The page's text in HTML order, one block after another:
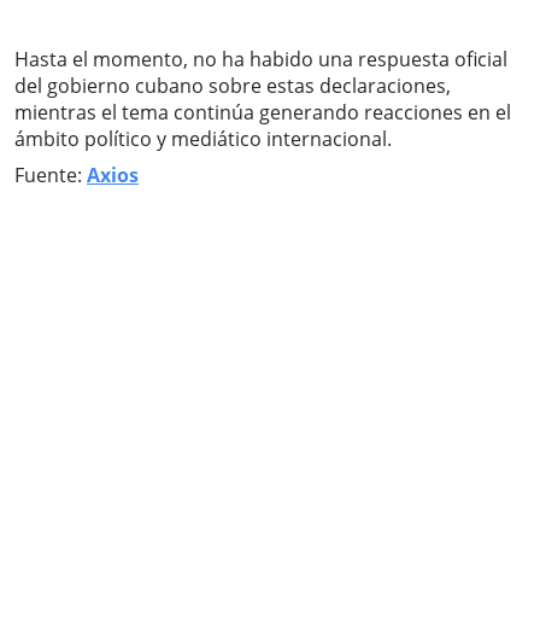
Hasta el momento, no ha habido una respuesta oficial
del gobierno cubano sobre estas declaraciones,
mientras el tema continúa generando reacciones en el
ámbito político y mediático internacional.
Fuente: Axios